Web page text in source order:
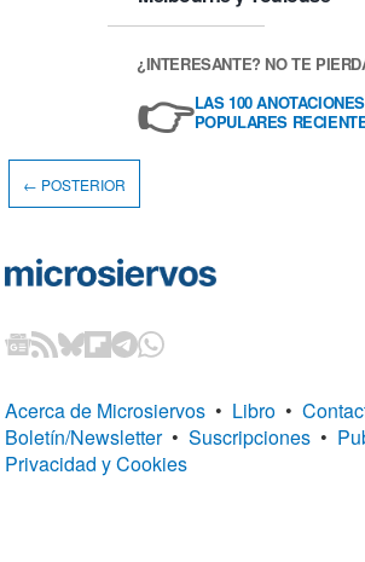
¿INTERESANTE? NO TE
👉LAS 100
POPULARES
← POSTERIOR
Acerca de Microsiervos • Libro •
Boletín/Newsletter • Suscripciones •
Privacidad y Cookies